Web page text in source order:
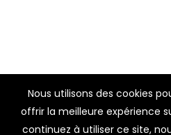
Nous utilisons des cookies
offrir la meilleure expérience
continuez à utiliser ce site,